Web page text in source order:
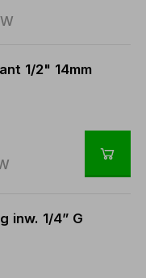
1/2" 14mm
inw. 1/4” G